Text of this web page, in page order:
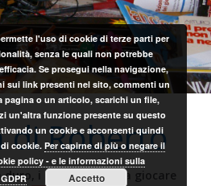
di Roberto
duro, i sardi iniziano a giocare
l'uso di cookie di terze parti per
senza le quali non potrebbe
Se prosegui nella navigazione,
sui link presenti nel sito, commenti un
o un articolo, scarichi un file,
un'altra funzione presente su questo
un cookie e acconsenti quindi
cookie.Per capirne di più o negare il
policy - e le informazioni sulla
Accetto